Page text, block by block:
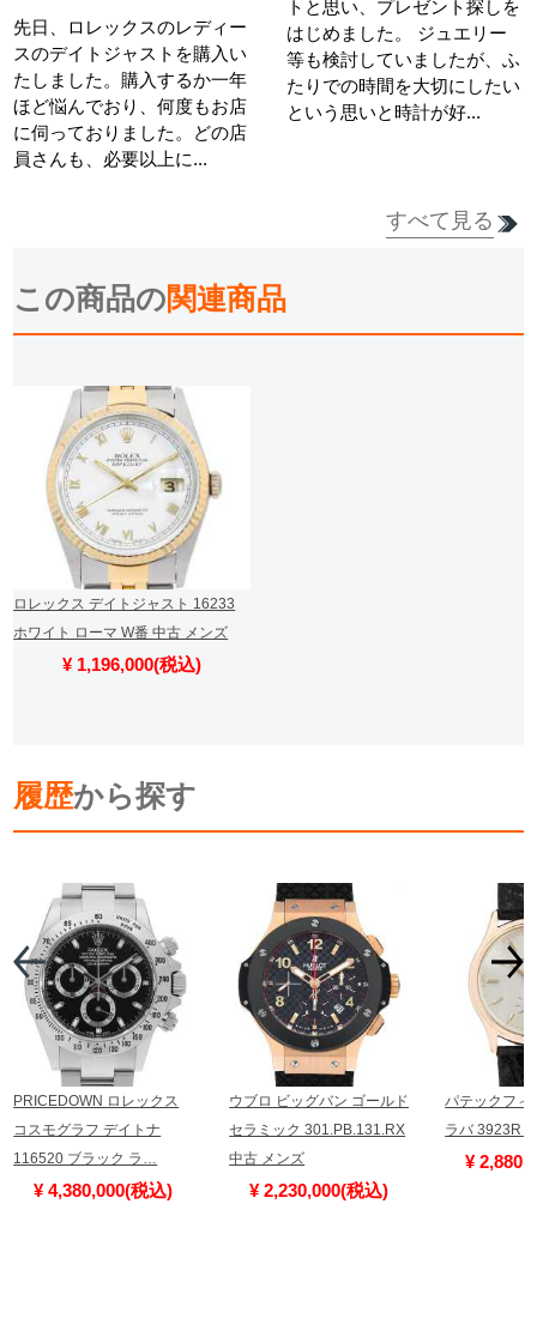
先日、ロレックスのレディー
スのデイトジャストを購入い
たしました。購入するか一年
ほど悩んでおり、何度もお店
に伺っておりました。どの店
員さんも、必要以上に...
トと思い、プレゼント探しを
はじめました。 ジュエリー
等も検討していましたが、ふ
たりでの時間を大切にしたい
という思いと時計が好...
詳細を見る
すべて見る
この商品の関連商品
ロレックス デイトジャスト 16233
ホワイト ローマ W番 中古 メンズ
¥ 1,196,000(税込)
履歴から探す
PRICEDOWN ロレックス
コスモグラフ デイトナ
116520 ブラック ラ…
¥ 4,380,000(税込)
ウブロ ビッグバン ゴールド
セラミック 301.PB.131.RX
中古 メンズ
¥ 2,230,000(税込)
パテックフィ
ラバ 3923R
¥